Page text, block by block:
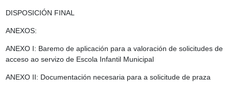
DISPOSICIÓN FINAL
ANEXOS:
ANEXO I: Baremo de aplicación para a valoración de solicitudes de
acceso ao servizo de Escola Infantil Municipal
ANEXO II: Documentación necesaria para a solicitude de praza